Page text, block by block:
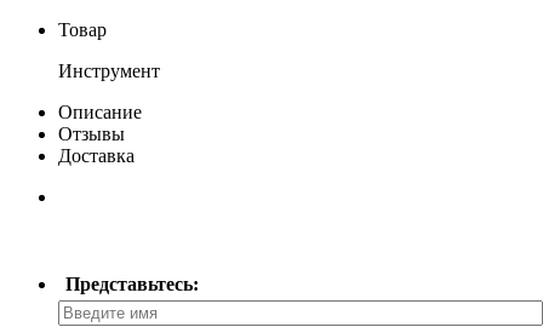
Товар
Инструмент
Описание
Отзывы
Доставка
Представьтесь: